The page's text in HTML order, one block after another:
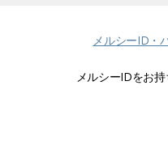
メルシーID・
メルシーIDをお